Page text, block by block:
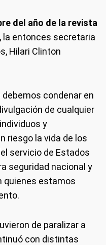
del año de la revista
la entonces secretaria
Hilari Clinton
condenar en
de cualquier
y
riesgo la vida de los
servicio de Estados
seguridad nacional y
quienes estamos
de paralizar a
con distintas